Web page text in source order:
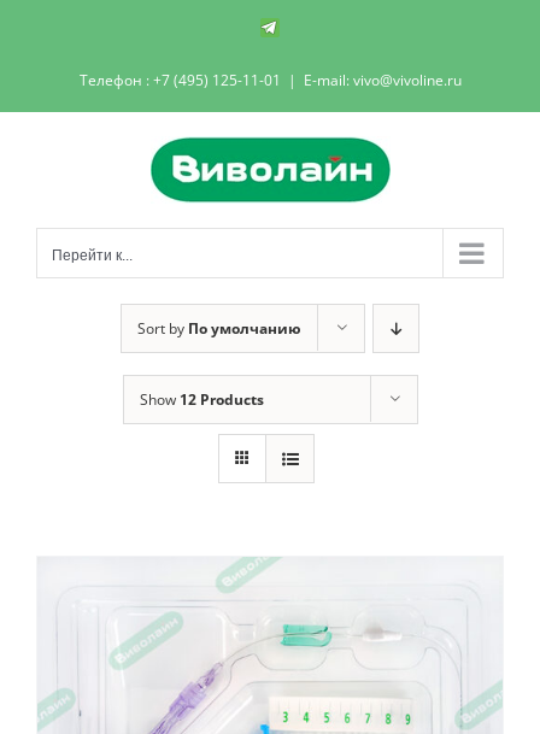
content
Телеграм-
Телефон : +7 (495) 125-11-01 | E-mail: vivo@vivoline.ru
Перейти к...
Sort by По умолчанию
Show 12 Products